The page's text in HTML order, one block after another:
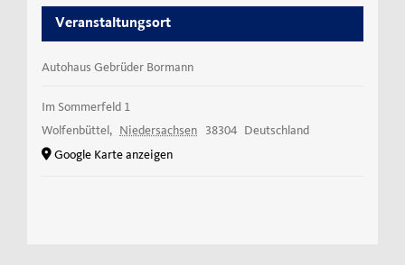
Veranstaltungsort
Autohaus Gebrüder Bormann
Im Sommerfeld 1
Wolfenbüttel, Niedersachsen 38304 Deutschland
Google Karte anzeigen